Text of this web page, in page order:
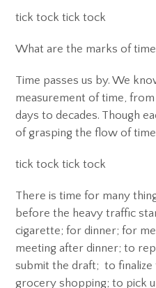
tick tock tick tock
What are the marks of
Time passes us by. We
measurement of time,
days to decades. Though
of grasping the flow of
tick tock tick tock
There is time for many
before the heavy traffic
cigarette; for dinner; for
meeting after dinner; to
submit the draft; to
grocery shopping; to pick